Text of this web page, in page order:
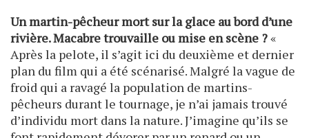
Un martin-pêcheur mort sur la glace au bord d’une
rivière. Macabre trouvaille ou mise en scène ?«
Après la pelote, il s’agit ici du deuxième et dernier
plan du film qui a été scénarisé. Malgré la vague de
froid qui a ravagé la population de martins-
pêcheurs durant le tournage, je n’ai jamais trouvé
d’individu mort dans la nature. J’imagine qu’ils se